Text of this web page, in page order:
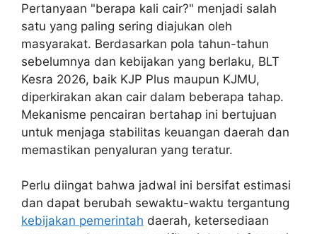
Pertanyaan "berapa kali cair?" menjadi salah
satu yang paling sering diajukan oleh
masyarakat. Berdasarkan pola tahun-tahun
sebelumnya dan kebijakan yang berlaku, BLT
Kesra 2026, baik KJP Plus maupun KJMU,
diperkirakan akan cair dalam beberapa tahap.
Mekanisme pencairan bertahap ini bertujuan
untuk menjaga stabilitas keuangan daerah dan
memastikan penyaluran yang teratur.
Perlu diingat bahwa jadwal ini bersifat estimasi
dan dapat berubah sewaktu-waktu tergantung
kebijakan pemerintah daerah, ketersediaan